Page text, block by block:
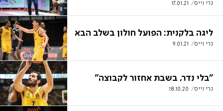
נרי וייס 17.01.21
ליגה בלקנית: הפועל חולון בשלב הבא
נרי וייס 9.01.21
"בלי נדר, בשבת אחזור לקבוצה"
נרי וייס 18.10.20